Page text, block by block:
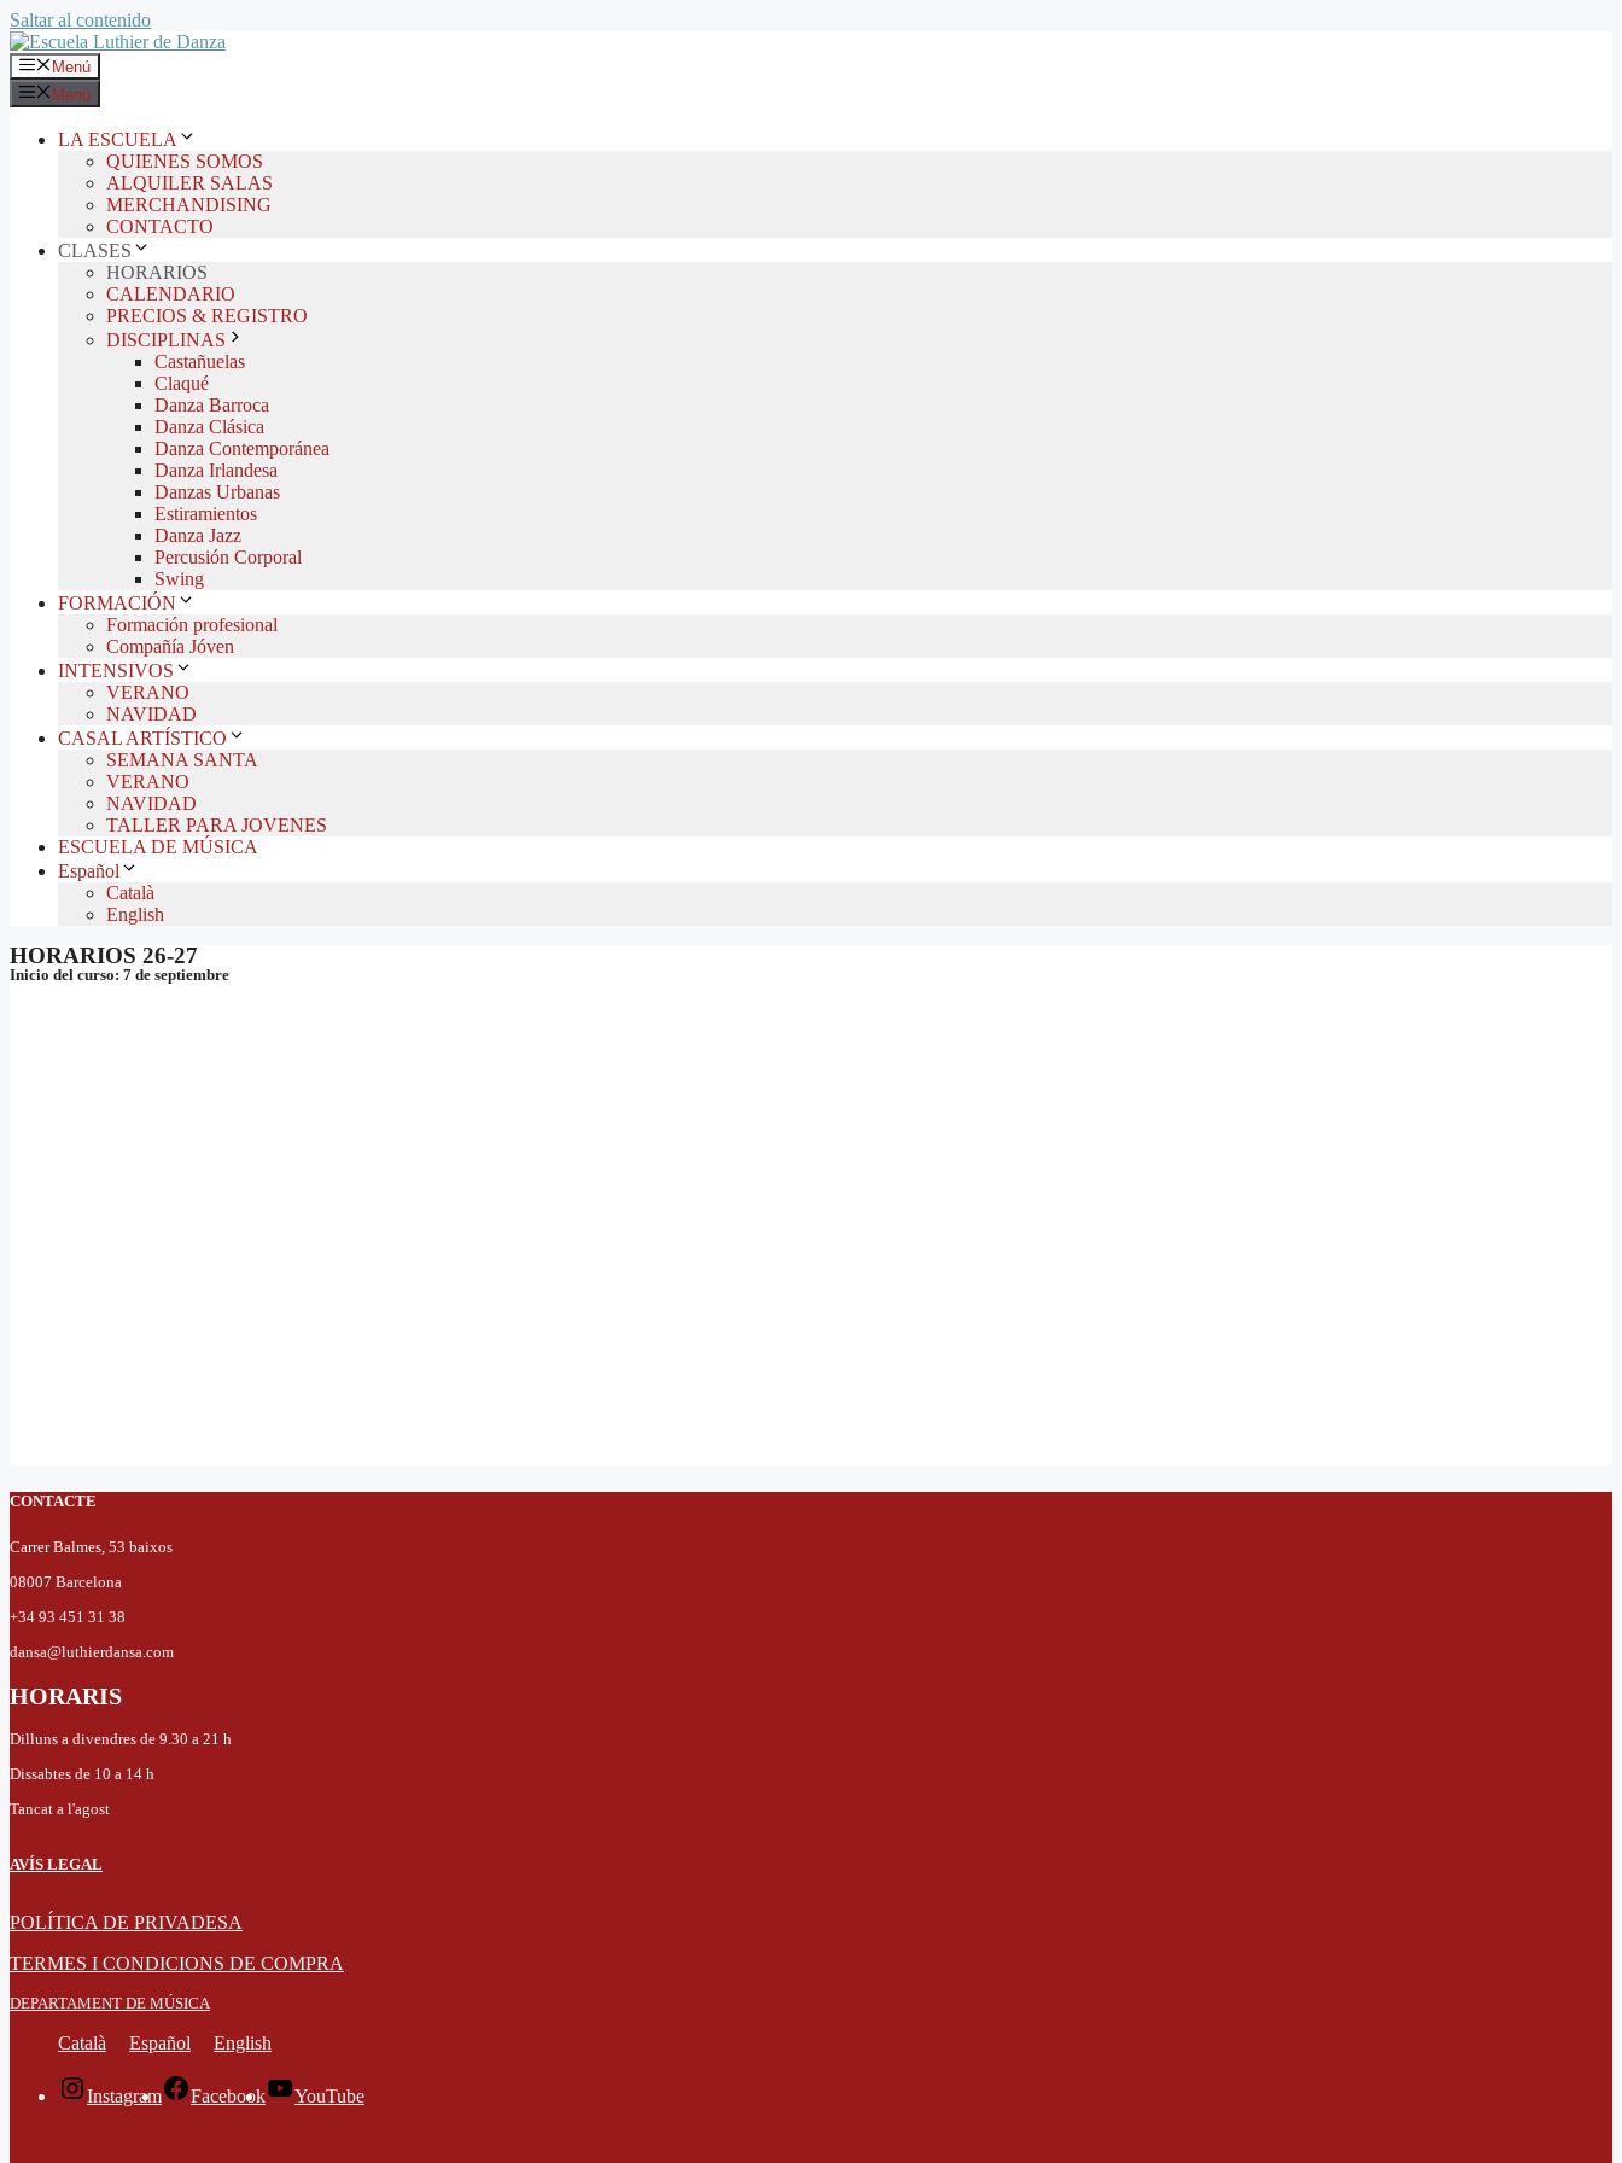
Saltar al contenido
Menú
Menú
LA ESCUELA
QUIENES SOMOS
ALQUILER SALAS
MERCHANDISING
CONTACTO
CLASES
HORARIOS
CALENDARIO
PRECIOS & REGISTRO
DISCIPLINAS
Castañuelas
Claqué
Danza Barroca
Danza Clásica
Danza Contemporánea
Danza Irlandesa
Danzas Urbanas
Estiramientos
Danza Jazz
Percusión Corporal
Swing
FORMACIÓN
Formación profesional
Compañía Jóven
INTENSIVOS
VERANO
NAVIDAD
CASAL ARTÍSTICO
SEMANA SANTA
VERANO
NAVIDAD
TALLER PARA JOVENES
ESCUELA DE MÚSICA
Español
Català
English
HORARIOS 26-27
Inicio del curso: 7 de septiembre
CONTACTE
Carrer Balmes, 53 baixos
08007 Barcelona
+34 93 451 31 38
dansa@luthierdansa.com
HORARIS
Dilluns a divendres de 9.30 a 21 h
Dissabtes de 10 a 14 h
Tancat a l'agost
AVÍS LEGAL
POLÍTICA DE PRIVADESA
TERMES I CONDICIONS DE COMPRA
DEPARTAMENT DE MÚSICA
Català Español English
Instagram Facebook YouTube